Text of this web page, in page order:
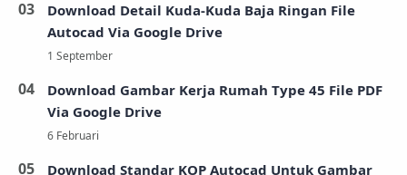
Download Detail Kuda-Kuda Baja Ringan File
Autocad Via Google Drive
Download Gambar Kerja Rumah Type 45 File PDF
Via Google Drive
Download Standar KOP Autocad Untuk Gambar